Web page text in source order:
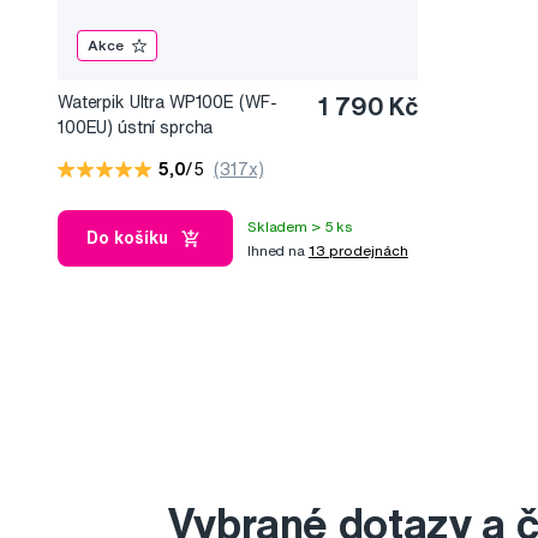
Akce
Waterpik Ultra WP100E (WF-
100EU) ústní sprcha
1 790 Kč
5,0/5 (317x)
Do košíku
Skladem > 5 ks
Ihned na 13 prodejnách
Vybrané dotazy a